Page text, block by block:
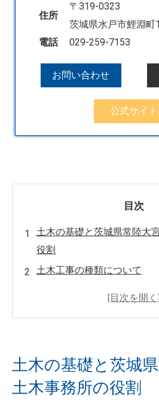
住所
〒319-0323
茨城県水戸市鯉淵町
電話
029-259-7153
お問い合わせ
公式サイト
目次
土木の基礎と茨城県常陸大
役割
土木工事の種類について
業界のキャリアと資格取得ガ
茨城県常陸大宮市の土木に
茨城県常陸大宮市で土木が
土木の基礎と茨城
土木事務所の役割